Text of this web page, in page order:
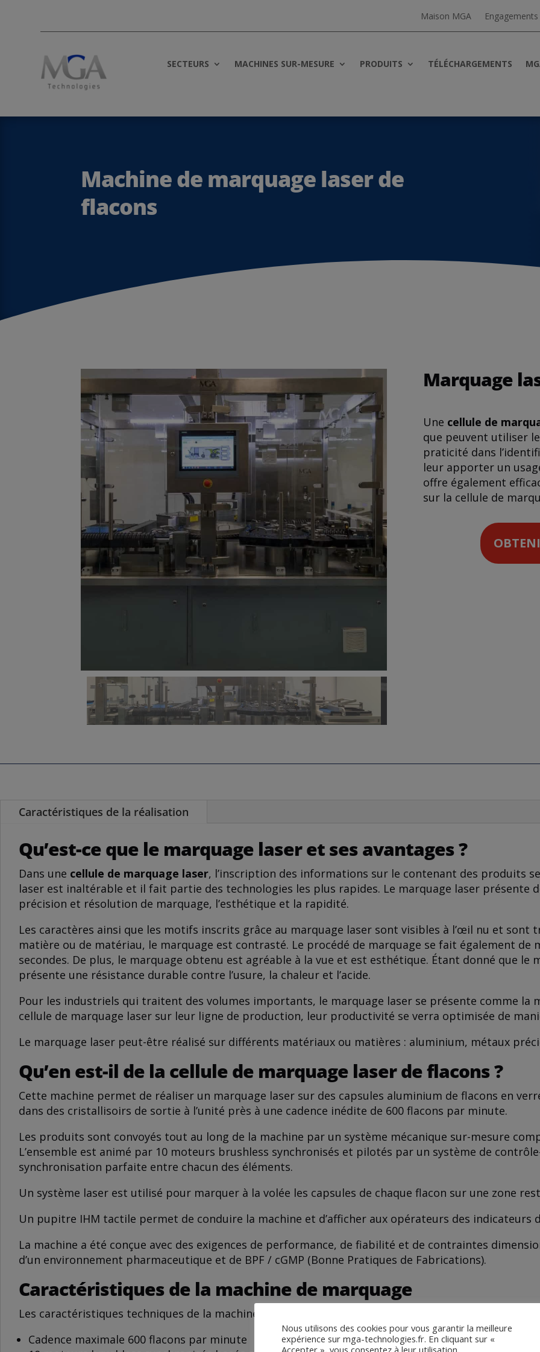
Maison MGA Engagements
SECTEURS MACHINES SUR-MESURE PRODUITS TÉLÉCHARGEMENTS
Machine de marquage laser de
flacons
Marquage
Une cellule de
que peuvent utiliser
praticité dans
leur apporter un
offre également
sur la cellule de
Caractéristiques de la réalisation
Qu’est-ce que le marquage laser et ses avantages ?
Dans une cellule de marquage laser, l’inscription des informations sur le contenant des produits
laser est inaltérable et il fait partie des technologies les plus rapides. Le marquage laser présente
précision et résolution de marquage, l’esthétique et la rapidité.
Les caractères ainsi que les motifs inscrits grâce au marquage laser sont visibles à l’œil nu et sont
matière ou de matériau, le marquage est contrasté. Le procédé de marquage se fait également de
secondes. De plus, le marquage obtenu est agréable à la vue et est esthétique. Étant donné que le
présente une résistance durable contre l’usure, la chaleur et l’acide.
Pour les industriels qui traitent des volumes importants, le marquage laser se présente comme la
cellule de marquage laser sur leur ligne de production, leur productivité se verra optimisée de
Le marquage laser peut-être réalisé sur différents matériaux ou matières : aluminium, métaux
Qu’en est-il de la cellule de marquage laser de flacons ?
Cette machine permet de réaliser un marquage laser sur des capsules aluminium de flacons en
dans des cristallisoirs de sortie à l’unité près à une cadence inédite de 600 flacons par minute.
Les produits sont convoyés tout au long de la machine par un système mécanique sur-mesure
L’ensemble est animé par 10 moteurs brushless synchronisés et pilotés par un système de
synchronisation parfaite entre chacun des éléments.
Un système laser est utilisé pour marquer à la volée les capsules de chaque flacon sur une zone
Un pupitre IHM tactile permet de conduire la machine et d’afficher aux opérateurs des
La machine a été conçue avec des exigences de performance, de fiabilité et de contraintes
d’un environnement pharmaceutique et de BPF / cGMP (Bonne Pratiques de Fabrications).
Caractéristiques de la machine de marquage
Les caractéristiques techniques de la machine de marquage laser de flacons :
Cadence maximale 600 flacons par minute
Nous utilisons des cookies pour vous garantir la meilleure
expérience sur mga-technologies.fr. En cliquant sur «
Accepter », vous consentez à leur utilisation.